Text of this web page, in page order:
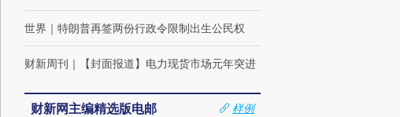
世界 ｜ 特朗普再签两份行政令限制出生公民权
财新周刊 ｜ 【封面报道】电力现货市场元年突进
财新网主编精选版电邮
样例